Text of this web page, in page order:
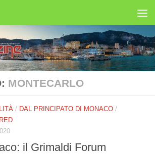
MONTECARLO
/ DAL PRINCIPATO DI MONACO /
il Grimaldi Forum